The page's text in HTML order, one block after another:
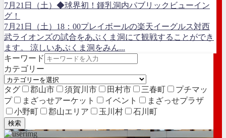
7月21日（土）◆球界初！鍾乳洞内パブリックビューイン
グ！
7月21日（土）18：00プレイボールの楽天イーグルス対西
武ライオンズの試合をあぶくま洞にて観戦することができ
ます。 涼しいあぶくま洞をみん...
キーワード
カテゴリー
タグ 郡山市 須賀川市 田村市 三春町
プチマッ
プ
まざっせアーケット イベント
まざっせプラザ
小野町
郡山エリア 玉川村 石川町
検索